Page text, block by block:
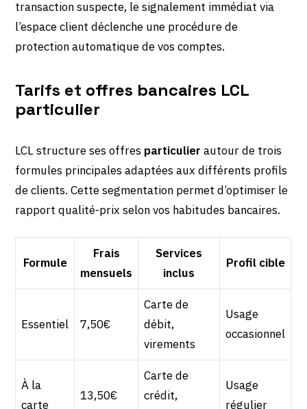
transaction suspecte, le signalement immédiat via
l’espace client déclenche une procédure de
protection automatique de vos comptes.
Tarifs et offres bancaires LCL
particulier
LCL structure ses offres particulier autour de trois
formules principales adaptées aux différents profils
de clients. Cette segmentation permet d’optimiser le
rapport qualité-prix selon vos habitudes bancaires.
Formule
Frais
mensuels
Services
inclus
Profil cible
Essentiel 7,50€
Carte de
débit,
virements
Usage
occasionnel
À la
carte
13,50€
Carte de
crédit,
Usage
régulier